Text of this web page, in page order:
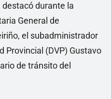
destacó durante la
General de
el subadministrador
Provincial (DVP) Gustavo
de tránsito del